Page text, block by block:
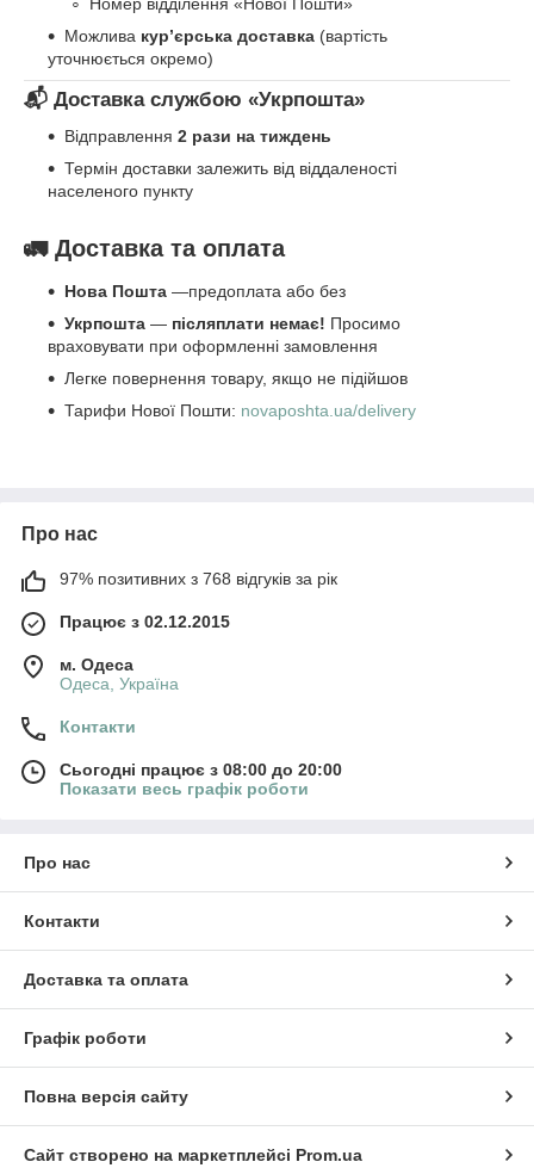
Номер відділення «Нової Пошти»
Можлива кур’єрська доставка (вартість
уточнюється окремо)
📬 Доставка службою «Укрпошта»
Відправлення 2 рази на тиждень
Термін доставки залежить від віддаленості
населеного пункту
🚛 Доставка та оплата
Нова Пошта —предоплата або без
Укрпошта — післяплати немає! Просимо
враховувати при оформленні замовлення
Легке повернення товару, якщо не підійшов
Тарифи Нової Пошти: novaposhta.ua/delivery
Про нас
97% позитивних з 768 відгуків за рік
Працює з 02.12.2015
м. Одеса
Одеса, Україна
Контакти
Сьогодні працює з 08:00 до 20:00
Показати весь графік роботи
Про нас
Контакти
Доставка та оплата
Графік роботи
Повна версія сайту
Сайт створено на маркетплейсі Prom.ua